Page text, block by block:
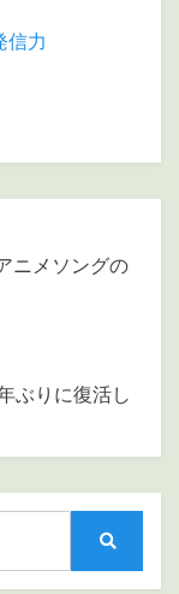
信力
ニメソングの
ぶりに復活し